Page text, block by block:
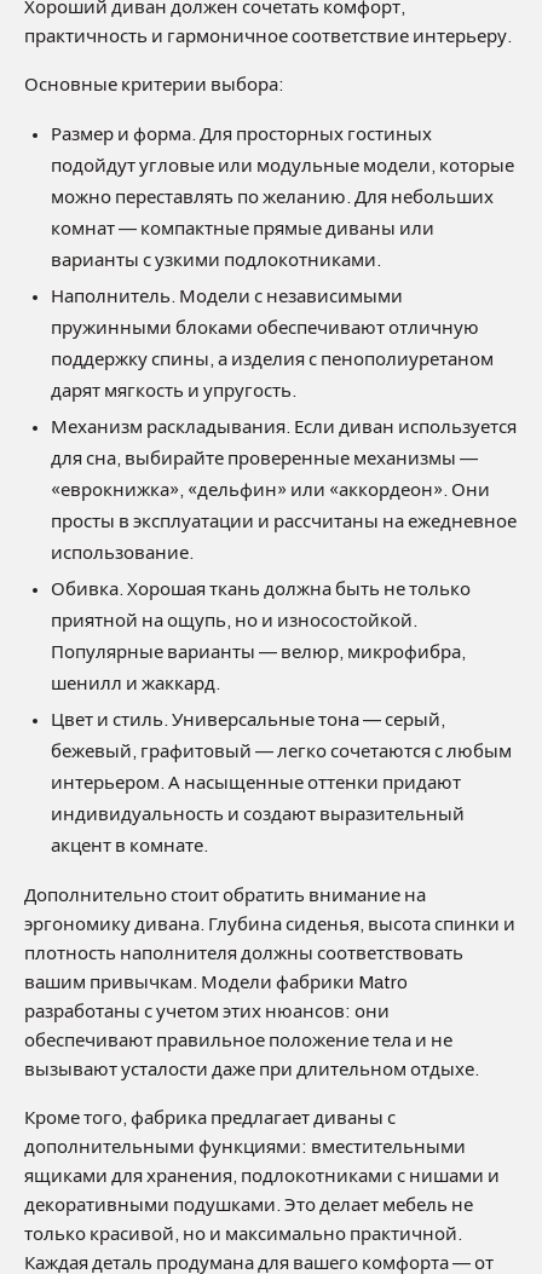
Хороший диван должен сочетать комфорт,
практичность и гармоничное соответствие интерьеру.
Основные критерии выбора:
Размер и форма. Для просторных гостиных
подойдут угловые или модульные модели, которые
можно переставлять по желанию. Для небольших
комнат — компактные прямые диваны или
варианты с узкими подлокотниками.
Наполнитель. Модели с независимыми
пружинными блоками обеспечивают отличную
поддержку спины, а изделия с пенополиуретаном
дарят мягкость и упругость.
Механизм раскладывания. Если диван используется
для сна, выбирайте проверенные механизмы —
«еврокнижка», «дельфин» или «аккордеон». Они
просты в эксплуатации и рассчитаны на ежедневное
использование.
Обивка. Хорошая ткань должна быть не только
приятной на ощупь, но и износостойкой.
Популярные варианты — велюр, микрофибра,
шенилл и жаккард.
Цвет и стиль. Универсальные тона — серый,
бежевый, графитовый — легко сочетаются с любым
интерьером. А насыщенные оттенки придают
индивидуальность и создают выразительный
акцент в комнате.
Дополнительно стоит обратить внимание на
эргономику дивана. Глубина сиденья, высота спинки и
плотность наполнителя должны соответствовать
вашим привычкам. Модели фабрики Matro
разработаны с учетом этих нюансов: они
обеспечивают правильное положение тела и не
вызывают усталости даже при длительном отдыхе.
Кроме того, фабрика предлагает диваны с
дополнительными функциями: вместительными
ящиками для хранения, подлокотниками с нишами и
декоративными подушками. Это делает мебель не
только красивой, но и максимально практичной.
Каждая деталь продумана для вашего комфорта — от